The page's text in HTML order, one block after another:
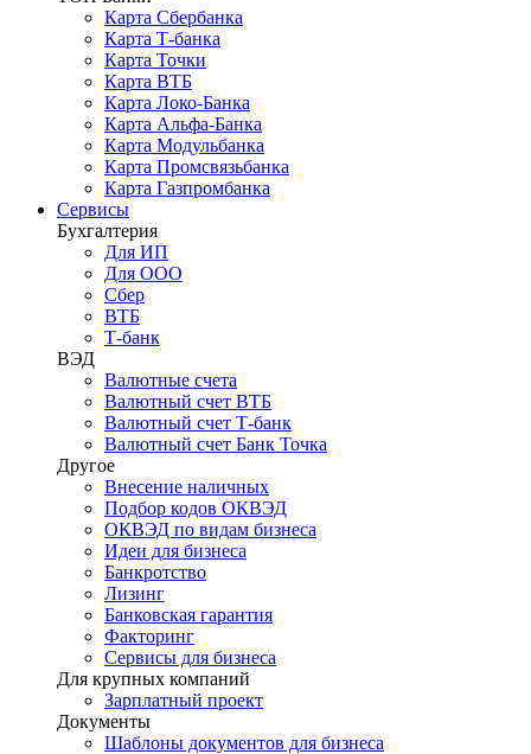
Карта Сбербанка
Карта Т-банка
Карта Точки
Карта ВТБ
Карта Локо-Банка
Карта Альфа-Банка
Карта Модульбанка
Карта Промсвязьбанка
Карта Газпромбанка
Сервисы
Бухгалтерия
Для ИП
Для ООО
Сбер
ВТБ
Т-банк
ВЭД
Валютные счета
Валютный счет ВТБ
Валютный счет Т-банк
Валютный счет Банк Точка
Другое
Внесение наличных
Подбор кодов ОКВЭД
ОКВЭД по видам бизнеса
Идеи для бизнеса
Банкротство
Лизинг
Банковская гарантия
Факторинг
Сервисы для бизнеса
Для крупных компаний
Зарплатный проект
Документы
Шаблоны документов для бизнеса